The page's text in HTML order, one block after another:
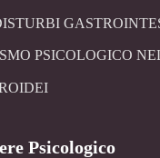
PSICOLOGICO
Psicologico